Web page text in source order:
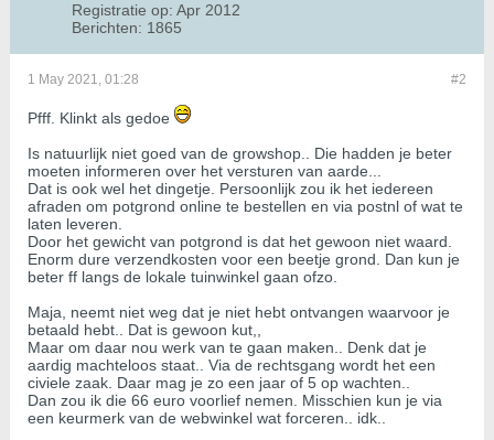
Registratie op: Apr 2012
Berichten: 1865
#2
1 May 2021, 01:28
Pfff. Klinkt als gedoe
Is natuurlijk niet goed van de growshop.. Die hadden je beter
moeten informeren over het versturen van aarde...
Dat is ook wel het dingetje. Persoonlijk zou ik het iedereen
afraden om potgrond online te bestellen en via postnl of wat te
laten leveren.
Door het gewicht van potgrond is dat het gewoon niet waard.
Enorm dure verzendkosten voor een beetje grond. Dan kun je
beter ff langs de lokale tuinwinkel gaan ofzo.
Maja, neemt niet weg dat je niet hebt ontvangen waarvoor je
betaald hebt.. Dat is gewoon kut,,
Maar om daar nou werk van te gaan maken.. Denk dat je
aardig machteloos staat.. Via de rechtsgang wordt het een
civiele zaak. Daar mag je zo een jaar of 5 op wachten..
Dan zou ik die 66 euro voorlief nemen. Misschien kun je via
een keurmerk van de webwinkel wat forceren.. idk..